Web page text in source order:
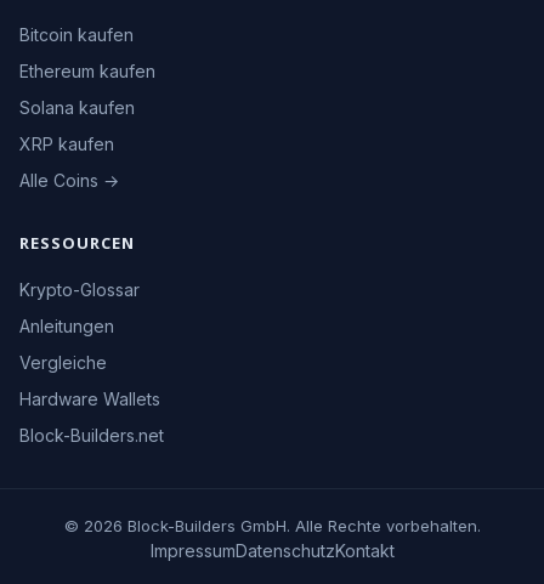
Bitcoin kaufen
Ethereum kaufen
Solana kaufen
XRP kaufen
Alle Coins →
RESSOURCEN
Krypto-Glossar
Anleitungen
Vergleiche
Hardware Wallets
Block-Builders.net
© 2026 Block-Builders GmbH. Alle Rechte vorbehalten.
ImpressumDatenschutzKontakt